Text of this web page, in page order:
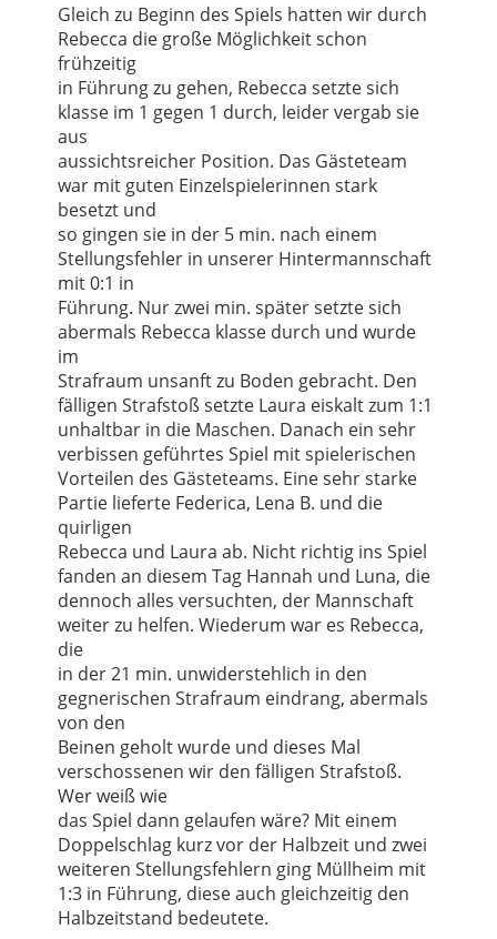
Gleich zu Beginn des Spiels hatten wir durch
Rebecca die große Möglichkeit schon
frühzeitig
in Führung zu gehen, Rebecca setzte sich
klasse im 1 gegen 1 durch, leider vergab sie
aus
aussichtsreicher Position. Das Gästeteam
war mit guten Einzelspielerinnen stark
besetzt und
so gingen sie in der 5 min. nach einem
Stellungsfehler in unserer Hintermannschaft
mit 0:1 in
Führung. Nur zwei min. später setzte sich
abermals Rebecca klasse durch und wurde
im
Strafraum unsanft zu Boden gebracht. Den
fälligen Strafstoß setzte Laura eiskalt zum 1:1
unhaltbar in die Maschen. Danach ein sehr
verbissen geführtes Spiel mit spielerischen
Vorteilen des Gästeteams. Eine sehr starke
Partie lieferte Federica, Lena B. und die
quirligen
Rebecca und Laura ab. Nicht richtig ins Spiel
fanden an diesem Tag Hannah und Luna, die
dennoch alles versuchten, der Mannschaft
weiter zu helfen. Wiederum war es Rebecca,
die
in der 21 min. unwiderstehlich in den
gegnerischen Strafraum eindrang, abermals
von den
Beinen geholt wurde und dieses Mal
verschossenen wir den fälligen Strafstoß.
Wer weiß wie
das Spiel dann gelaufen wäre? Mit einem
Doppelschlag kurz vor der Halbzeit und zwei
weiteren Stellungsfehlern ging Müllheim mit
1:3 in Führung, diese auch gleichzeitig den
Halbzeitstand bedeutete.